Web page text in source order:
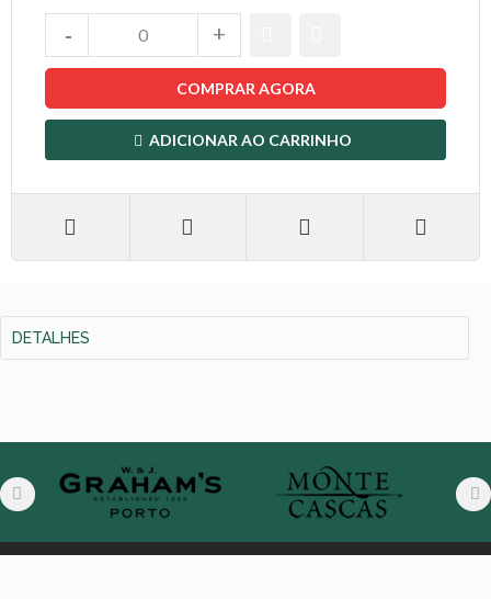
COMPRAR AGORA
ADICIONAR AO CARRINHO
DETALHES